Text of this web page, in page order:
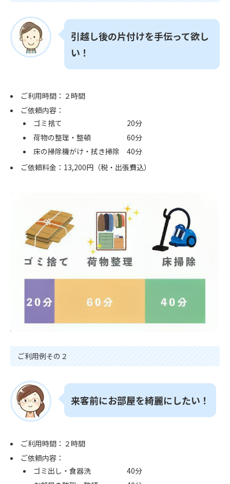
引越し後の片付けを手伝って欲し
い！
ご利用時間：２時間
ご依頼内容：
ゴミ捨て 20分
荷物の整理・整頓 60分
床の掃除機がけ・拭き掃除 40分
ご依頼料金：13,200円（税・出張費込）
ご利用例その２
来客前にお部屋を綺麗にしたい！
ご利用時間：２時間
ご依頼内容：
ゴミ出し・食器洗 40分